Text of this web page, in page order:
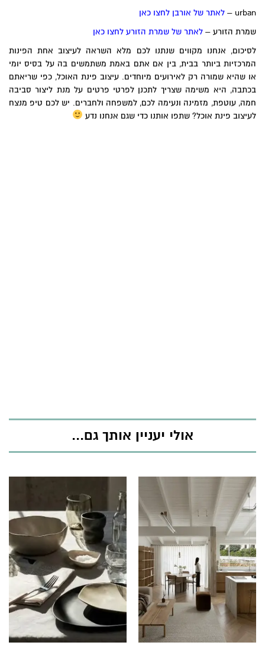
urban –
לאתר של אורבן לחצו כאן
שמרת הזורע – לאתר של שמרת הזורע לחצו כאן
לסיכום, אנחנו מקווים שנתנו לכם מלא השראה לעיצוב אחת הפינות
המרכזיות ביותר בבית, בין אם אתם באמת משתמשים בה על בסיס יומי
או שהיא שמורה רק לאירועים מיוחדים. עיצוב פינת האוכל, כפי שריאתם
בכתבה, היא משימה שצריך לתכנן לפרטי פרטים על מנת ליצור סביבה
חמה, עוטפת, מזמינה ונעימה לכם, למשפחה ולחברים. יש לכם טיפ מנצח
לעיצוב פינת אוכל? שתפו אותנו כדי שגם אנחנו נדע
אולי יעניין אותך גם...